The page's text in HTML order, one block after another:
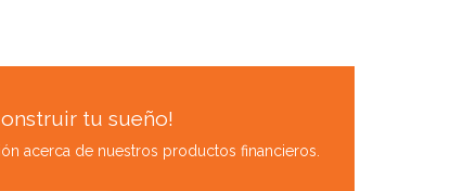
tu sueño!
acerca de nuestros productos financieros.